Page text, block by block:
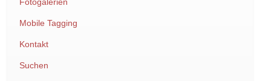
Fotogalerien
Mobile Tagging
Kontakt
Suchen